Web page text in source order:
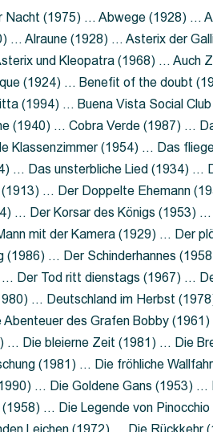
Nacht (1975) … Abwege (1928) …
… Alraune (1928) … Asterix der
und Kleopatra (1968) … Auch
(1924) … Benefit of the doubt
(1994) … Buena Vista Social
(1940) … Cobra Verde (1987) …
Klassenzimmer (1954) … Das
… Das unsterbliche Lied (1934) …
… Der Doppelte Ehemann
… Der Korsar des Königs (1953)
mit der Kamera (1929) … Der
(1986) … Der Schinderhannes
Der Tod ritt dienstags (1967) …
… Deutschland im Herbst
des Grafen Bobby
… Die bleierne Zeit (1981) … Die
(1981) … Die fröhliche
… Die Goldene Gans (1953)
… Die Legende von
Leichen (1972) … Die